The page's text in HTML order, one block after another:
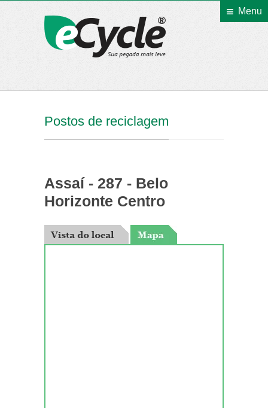
Menu
Postos de reciclagem
Assaí - 287 - Belo
Horizonte Centro